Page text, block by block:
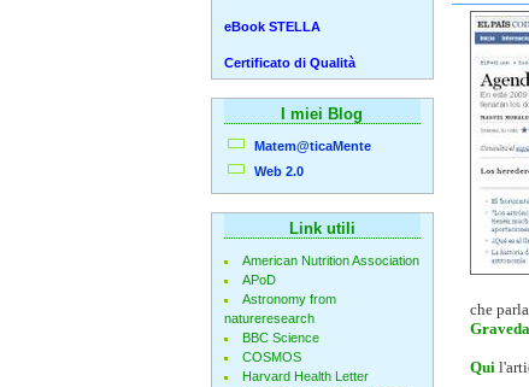
che
Qui
eBook STELLA
Certificato di Qualità
I miei Blog
Matem@ticaMente
Web 2.0
Link utili
American Nutrition Association
APoD
Astronomy from
natureresearch
BBC Science
COSMOS
Harvard Health Letter